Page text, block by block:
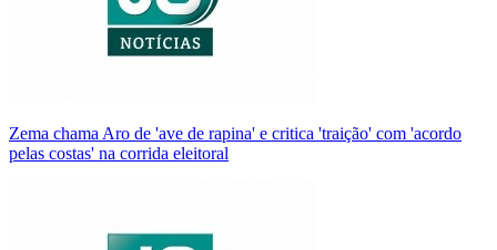
Zema chama Aro de 'ave de rapina' e critica 'traição' com 'acordo
pelas costas' na corrida eleitoral